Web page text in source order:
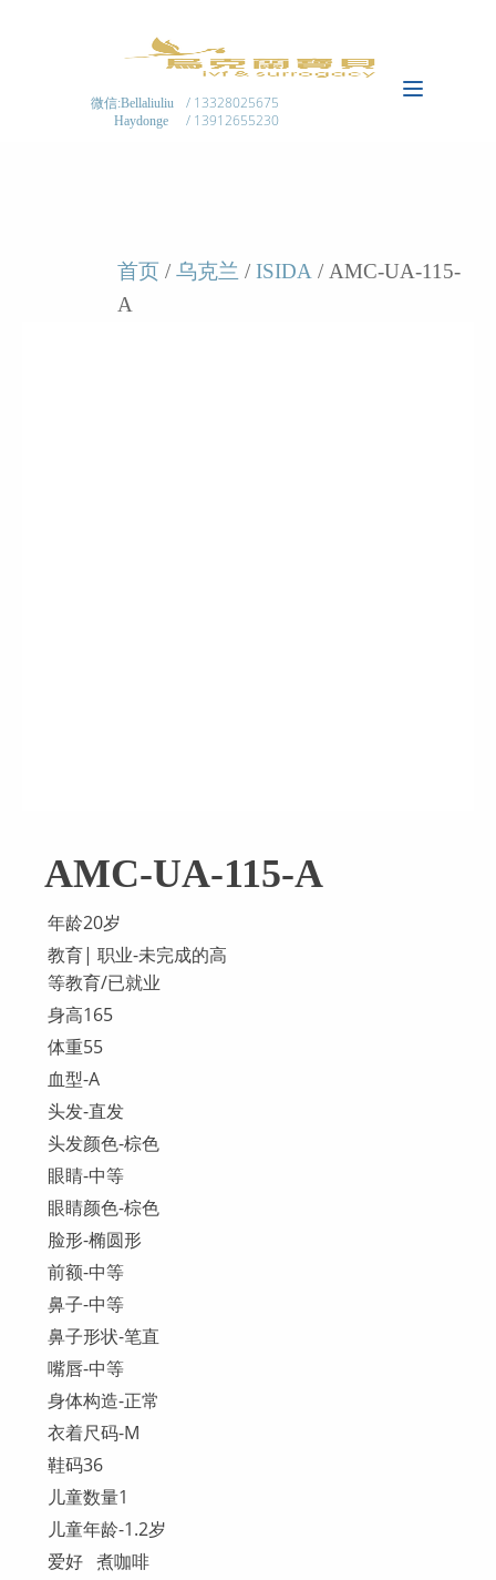
微信:Bellaliuliu
Haydonge
/ 13328025675
/ 13912655230
首页 / 乌克兰 / ISIDA / AMC-UA-115-
A
AMC-UA-115-A
年龄20岁
教育| 职业-未完成的高
等教育/已就业
身高165
体重55
血型-A
头发-直发
头发颜色-棕色
眼睛-中等
眼睛颜色-棕色
脸形-椭圆形
前额-中等
鼻子-中等
鼻子形状-笔直
嘴唇-中等
身体构造-正常
衣着尺码-M
鞋码36
儿童数量1
儿童年龄-1.2岁
爱好 煮咖啡